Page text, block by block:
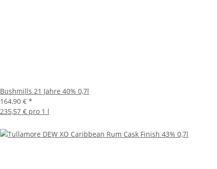
Bushmills 21 Jahre 40% 0,7l
164,90 € *
235,57 € pro 1 l